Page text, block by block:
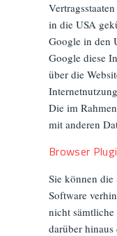
in die USA
Google in den
Google diese
über die
Die im
mit anderen
Browser
Sie können
Software
nicht
darüber